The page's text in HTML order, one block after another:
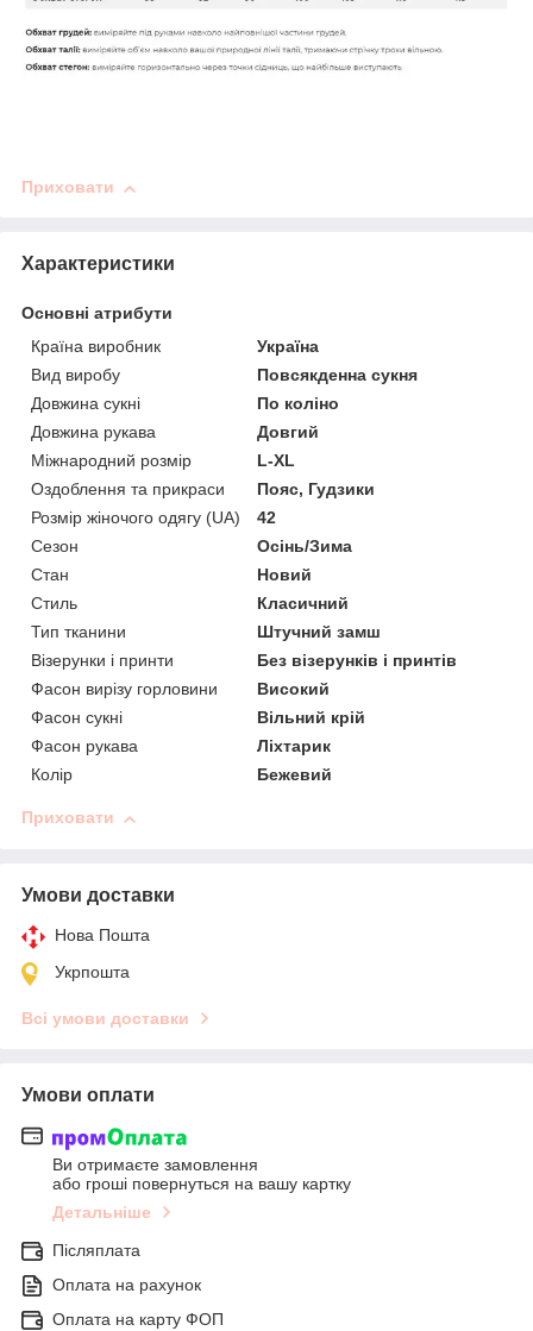
Приховати
Характеристики
Основні атрибути
Країна виробник
Україна
Вид виробу
Повсякденна сукня
Довжина сукні
По коліно
Довжина рукава
Довгий
Міжнародний розмір
L-XL
Оздоблення та прикраси
Пояс, Гудзики
Розмір жіночого одягу (UA)
42
Сезон
Осінь/Зима
Стан
Новий
Стиль
Класичний
Тип тканини
Штучний замш
Візерунки і принти
Без візерунків і принтів
Фасон вирізу горловини
Високий
Фасон сукні
Вільний крій
Фасон рукава
Ліхтарик
Колір
Бежевий
Приховати
Умови доставки
Нова Пошта
Укрпошта
Всі умови доставки
Умови оплати
Ви отримаєте замовлення
або гроші повернуться на вашу картку
Детальніше
Післяплата
Оплата на рахунок
Оплата на карту ФОП